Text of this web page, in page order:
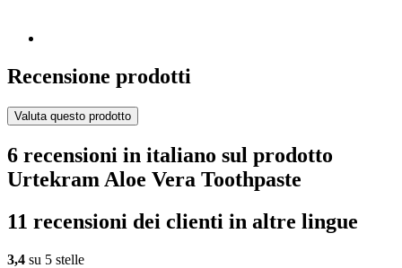
Recensione prodotti
Valuta questo prodotto
6 recensioni in italiano sul prodotto
Urtekram Aloe Vera Toothpaste
11 recensioni dei clienti in altre lingue
3,4 su 5 stelle